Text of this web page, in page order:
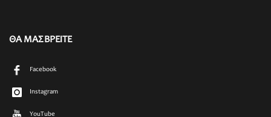
ΘΑ ΜΑΣ ΒΡΕΙΤΕ
Facebook
Instagram
YouTube